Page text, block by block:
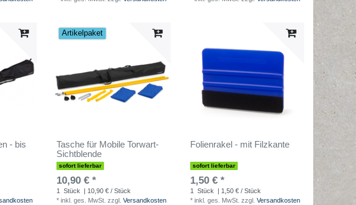
- bis
Artikelpaket
Tasche für Mobile Torwart-
Sichtblende
sofort lieferbar
10,90 € *
1 Stück
| 10,90 € / Stück
* inkl. ges. MwSt. zzgl. Versandkosten
Folienrakel - mit Filzkante
sofort lieferbar
1,50 € *
1 Stück
| 1,50 € / Stück
* inkl. ges. MwSt. zzgl. Versandkosten